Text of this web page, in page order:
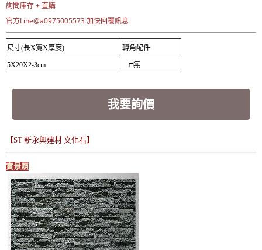
詢問庫存 + 直購
官方Line@a0975005573 加快回覆訊息
尺寸(長X寬X厚度) 轉角配件
5X20X2-3cm □無
我要詢價
【ST 新永興建材 文化石】
實景照